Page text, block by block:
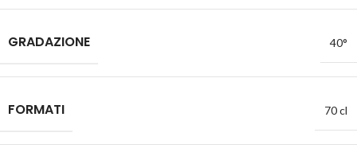
GRADAZIONE 40°
FORMATI 70 cl